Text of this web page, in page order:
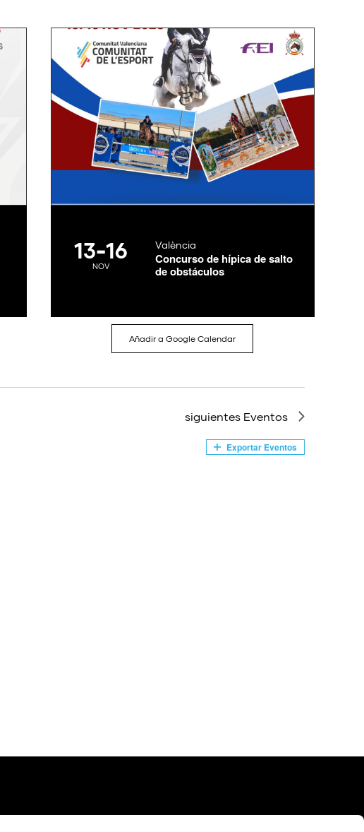
13-16
NOV
Concurso de hípica de salto
de obstáculos
València
Añadir a Google Calendar
siguientes Eventos
Exportar Eventos